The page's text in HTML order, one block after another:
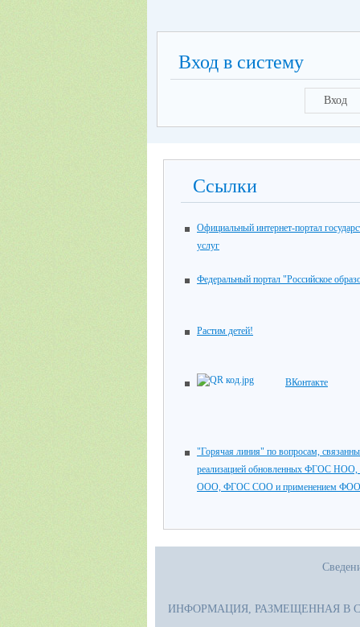
Вход в систему
Вход
Ссылки
Официальный интернет-портал
услуг
Федеральный портал "Российское
Растим детей!
ВКонтакте
"Горячая линия" по вопросам,
реализацией обновленных ФГОС
ООО, ФГОС СОО и применением
ИНФОРМАЦИЯ, РАЗМЕЩЕННАЯ В